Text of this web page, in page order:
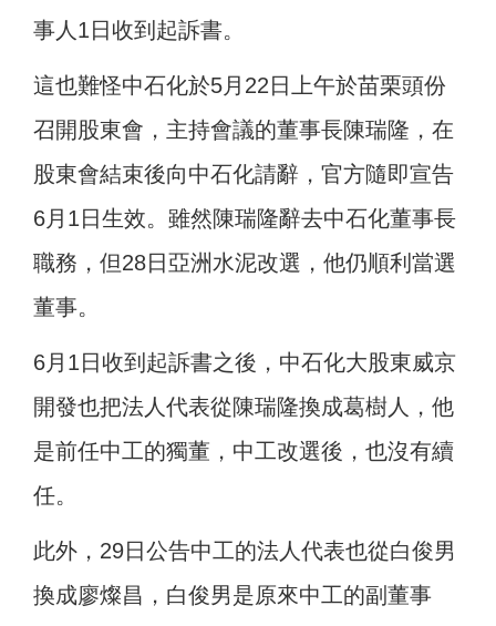
事人1日收到起訴書。
這也難怪中石化於5月22日上午於苗栗頭份
召開股東會，主持會議的董事長陳瑞隆，在
股東會結束後向中石化請辭，官方隨即宣告
6月1日生效。雖然陳瑞隆辭去中石化董事長
職務，但28日亞洲水泥改選，他仍順利當選
董事。
6月1日收到起訴書之後，中石化大股東威京
開發也把法人代表從陳瑞隆換成葛樹人，他
是前任中工的獨董，中工改選後，也沒有續
任。
此外，29日公告中工的法人代表也從白俊男
換成廖燦昌，白俊男是原來中工的副董事